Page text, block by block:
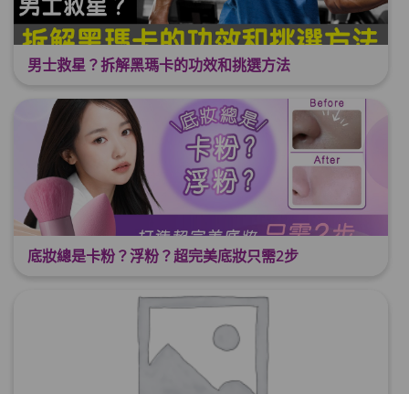
男士救星？拆解黑瑪卡的功效和挑選方法
底妝總是卡粉？浮粉？超完美底妝只需2步